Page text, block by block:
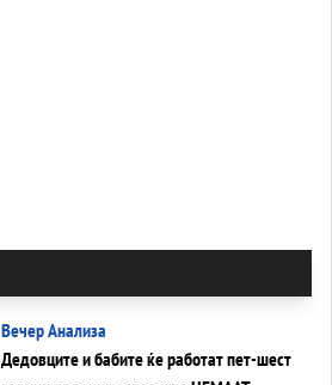
Вечер Анализа
Дедовците и бабите ќе работат пет-шест